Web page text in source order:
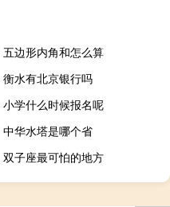
五边形内角和怎么算
衡水有北京银行吗
小学什么时候报名呢
中华水塔是哪个省
双子座最可怕的地方